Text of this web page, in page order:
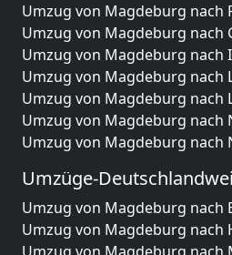
Umzug von Magdeburg nach
Umzug von Magdeburg nach
Umzug von Magdeburg nach
Umzug von Magdeburg nach
Umzug von Magdeburg nach
Umzug von Magdeburg nach
Umzug von Magdeburg nach
Umzüge-
Umzug von Magdeburg nach
Umzug von Magdeburg nach